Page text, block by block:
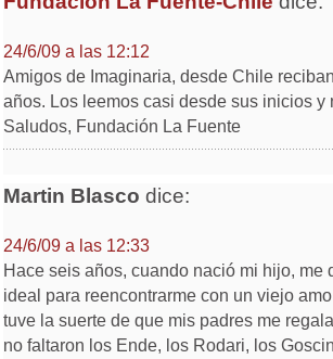
24/6/09 a las 12:12
Amigos de Imaginaria, desde Chile
años. Los leemos casi desde sus inicios y
Saludos, Fundación La Fuente
Martin Blasco dice:
24/6/09 a las 12:33
Hace seis años, cuando nació mi hijo, me
ideal para reencontrarme con un viejo
tuve la suerte de que mis padres me
no faltaron los Ende, los Rodari, los